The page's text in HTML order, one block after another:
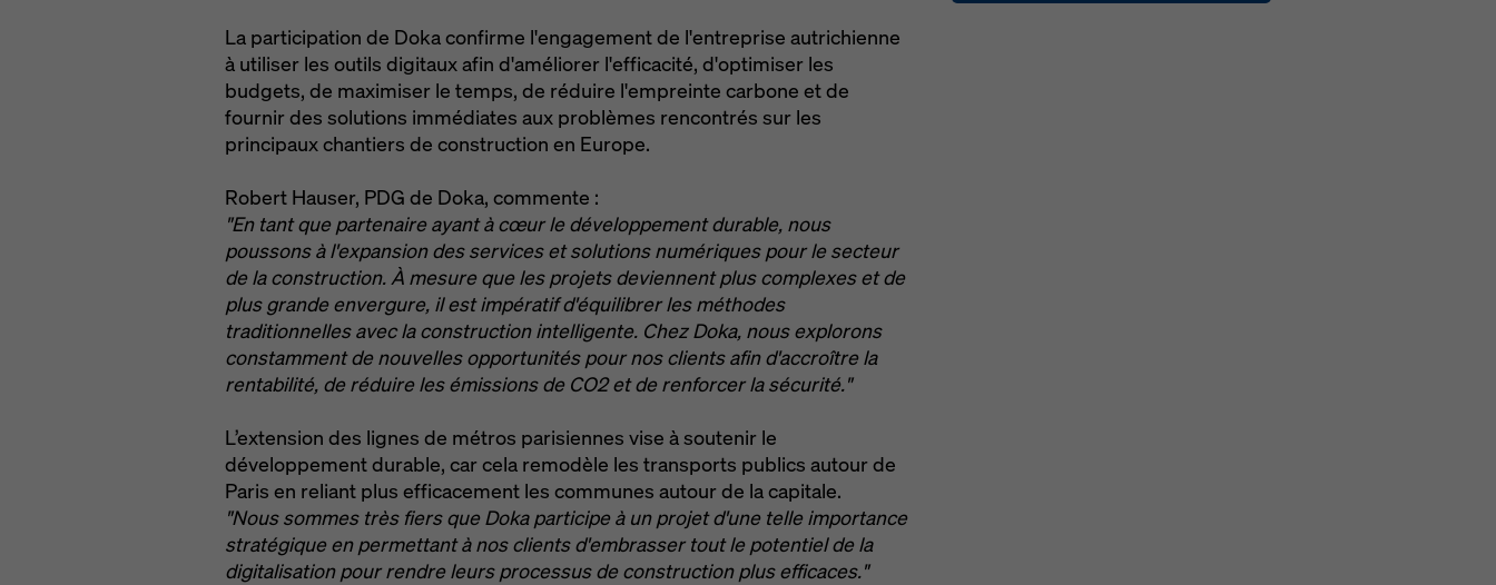
La participation de Doka confirme l'engagement de l'entreprise autrichienne
à utiliser les outils digitaux afin d'améliorer l'efficacité, d'optimiser les
budgets, de maximiser le temps, de réduire l'empreinte carbone et de
fournir des solutions immédiates aux problèmes rencontrés sur les
principaux chantiers de construction en Europe.
Robert Hauser, PDG de Doka, commente :
"En tant que partenaire ayant à cœur le développement durable, nous
poussons à l'expansion des services et solutions numériques pour le secteur
de la construction. À mesure que les projets deviennent plus complexes et de
plus grande envergure, il est impératif d'équilibrer les méthodes
traditionnelles avec la construction intelligente. Chez Doka, nous explorons
constamment de nouvelles opportunités pour nos clients afin d'accroître la
rentabilité, de réduire les émissions de CO2 et de renforcer la sécurité."
L’extension des lignes de métros parisiennes vise à soutenir le
développement durable, car cela remodèle les transports publics autour de
Paris en reliant plus efficacement les communes autour de la capitale.
"Nous sommes très fiers que Doka participe à un projet d'une telle importance
stratégique en permettant à nos clients d'embrasser tout le potentiel de la
digitalisation pour rendre leurs processus de construction plus efficaces."